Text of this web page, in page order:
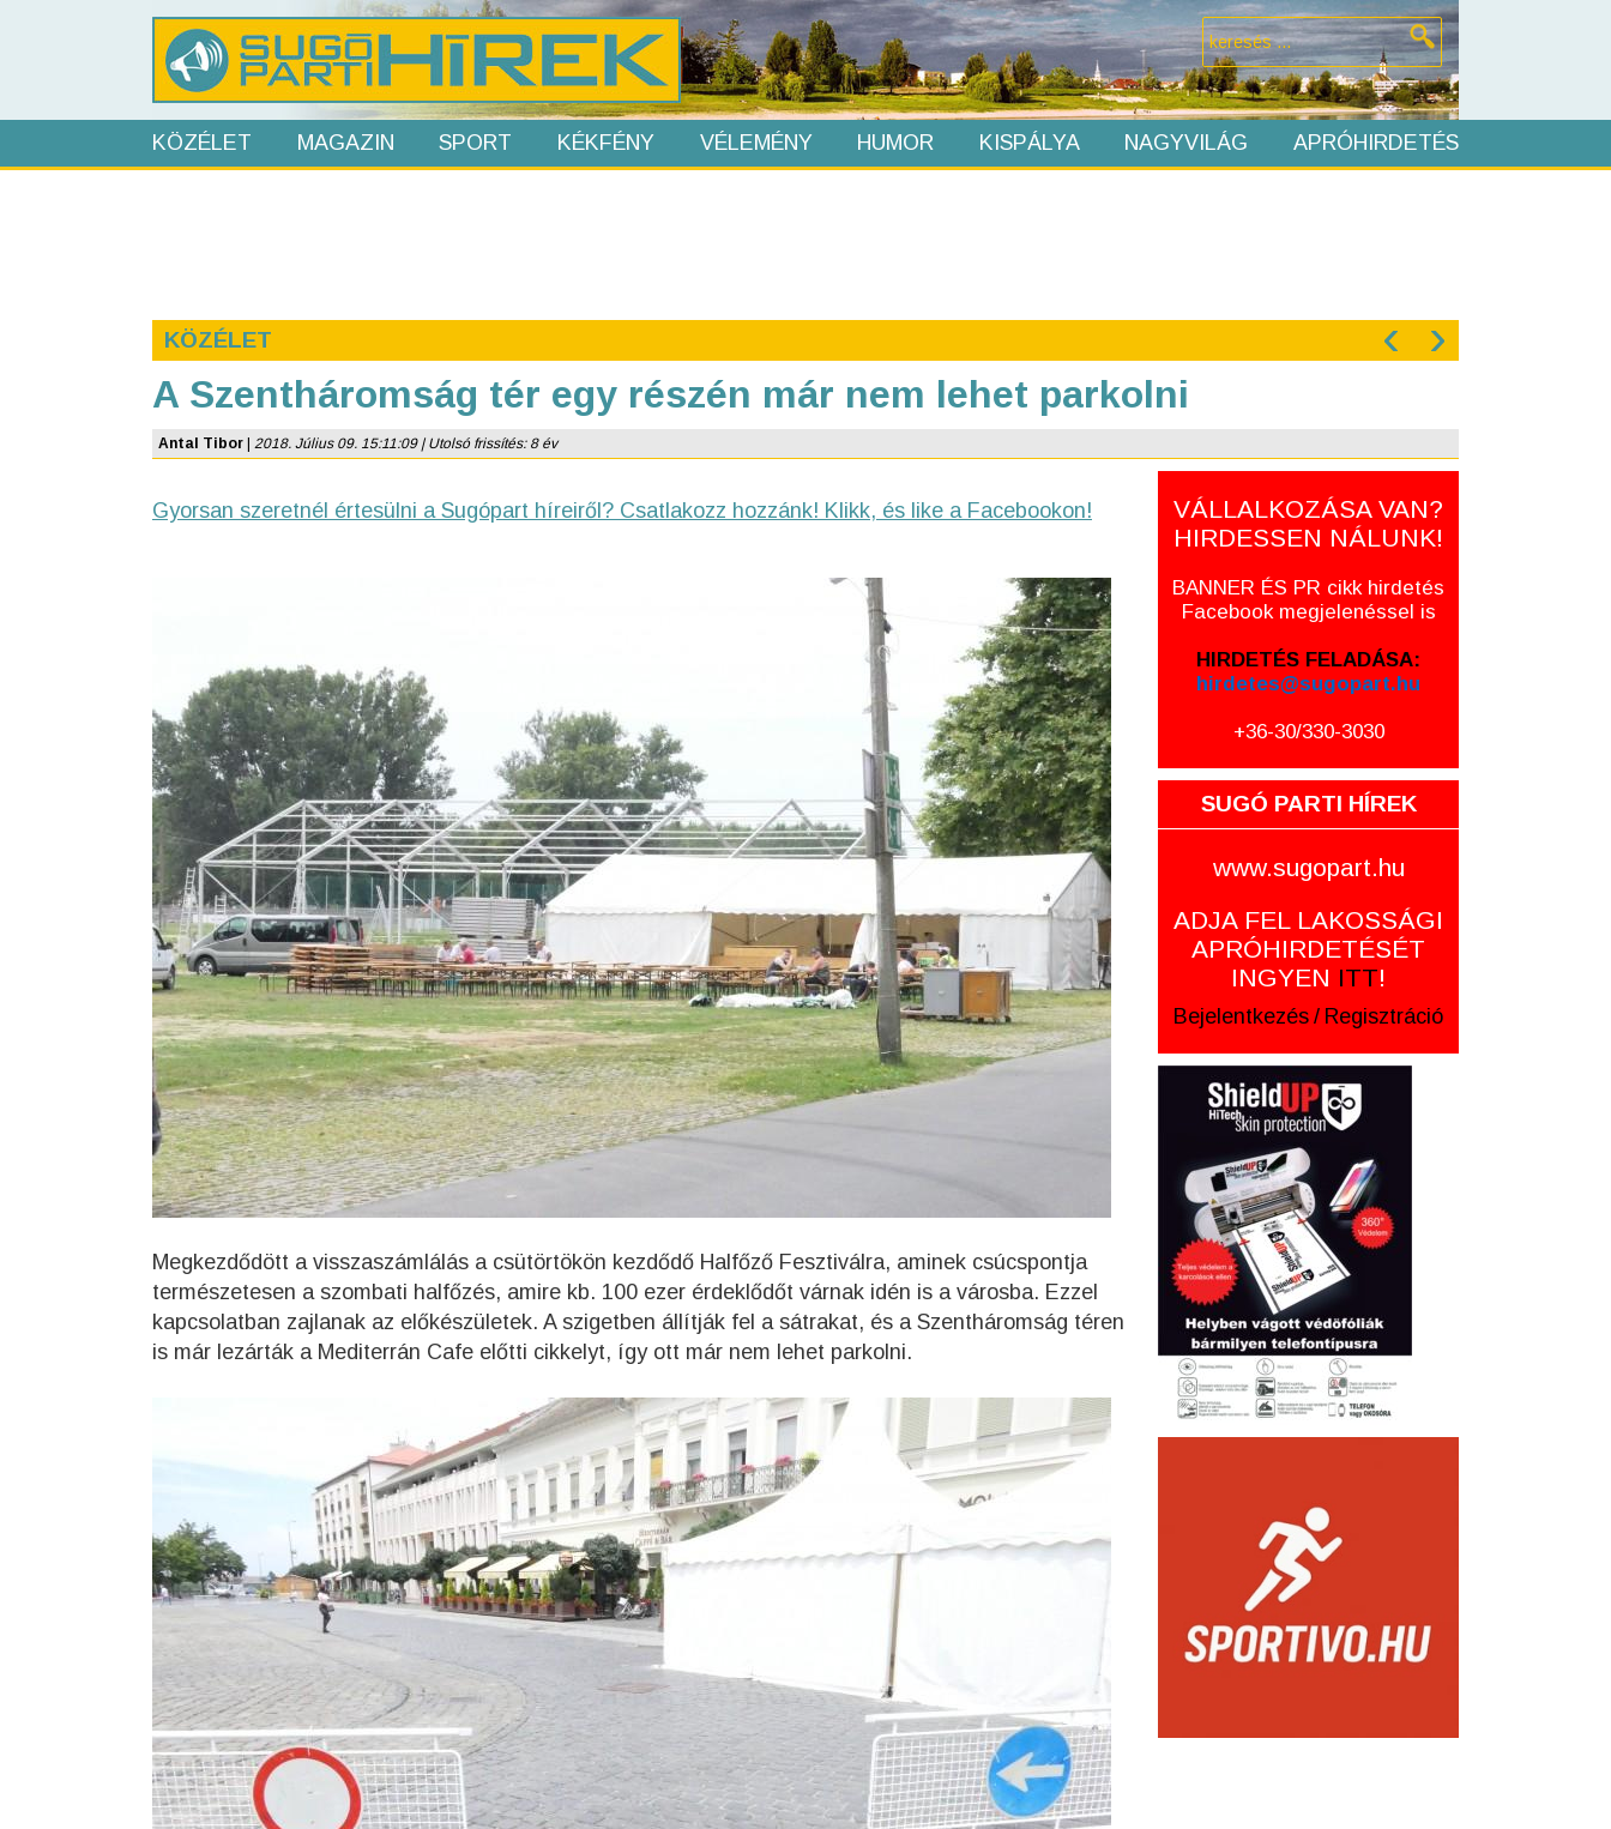
KÖZÉLET MAGAZIN SPORT KÉKFÉNY VÉLEMÉNY HUMOR KISPÁLYA NAGYVILÁG APRÓHIRDETÉS
KÖZÉLET ‹ ›
A Szentháromság tér egy részén már nem lehet parkolni
Antal Tibor 2018. Július 09. 15:11:09 | Utolsó frissítés: 8 év
Gyorsan szeretnél értesülni a Sugópart híreiről? Csatlakozz hozzánk! Klikk, és like a Facebookon!
Megkezdődött a visszaszámlálás a csütörtökön kezdődő Halfőző Fesztiválra, aminek csúcspontja
természetesen a szombati halfőzés, amire kb. 100 ezer érdeklődőt várnak idén is a városba. Ezzel
kapcsolatban zajlanak az előkészületek. A szigetben állítják fel a sátrakat, és a Szentháromság téren
is már lezárták a Mediterrán Cafe előtti cikkelyt, így ott már nem lehet parkolni.
VÁLLALKOZÁSA VAN?
HIRDESSEN NÁLUNK!
BANNER ÉS PR cikk hirdetés
Facebook megjelenéssel is
HIRDETÉS FELADÁSA:
hirdetes@sugopart.hu
+36-30/330-3030
SUGÓ PARTI HÍREK
www.sugopart.hu
ADJA FEL LAKOSSÁGI
APRÓHIRDETÉSÉT
INGYEN ITT!
Bejelentkezés / Regisztráció